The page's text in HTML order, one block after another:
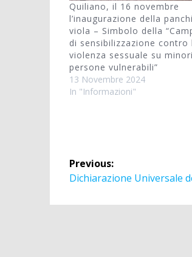
Quiliano, il 16 novembre
l’inaugurazione della
viola – Simbolo della
di sensibilizzazione contro
violenza sessuale su
persone vulnerabili”
13 Novembre 2024
In "Informazioni"
Navigazione
articoli
Previous:
Previous
Dichiarazione Universale